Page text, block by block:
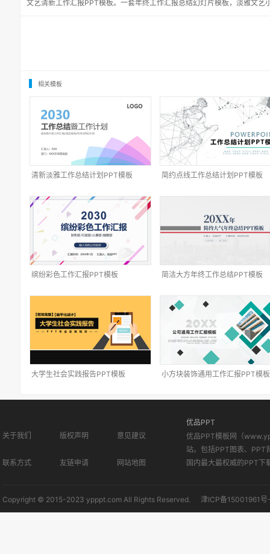
文艺清新工作汇报PPT模板。一套年终工作汇报总结幻灯片模板，淡雅文艺
相关模板
清新淡雅工作总结计划PPT模板 简约点线工作总结计划PPT模板
缤纷彩色工作汇报PPT模板 简洁大方年终工作总结PPT模板
大学生社会实践报告PPT模板 小方块装饰通用工作汇报PPT模板
关于我们 版权声明 意见建议
联系方式 友链申请 网站地图
优品PPT
优品PPT模板网（
站。包括PPT图表、PPT
国内最大最权威的PPT下
Copyright © 2015-2023 ypppt.com All Rights Reserved. 津ICP备15001961号